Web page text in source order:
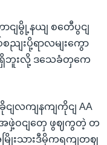
ငျမွို့နယျ စတေီပွငျ
ညျးပို့ရာလမျးကွော
မရှိဘူးလို့ ဒသေခံတှကေ
ျလကျနကျကိုငျ AA
ျအဖှဲ့ဝငျတှေ ဖွဈကွတဲ့ တ
အမြိုးသားဒီမိုကရကျတဈ